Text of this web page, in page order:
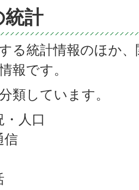
統計
る統計情報のほか
報です。
類しています。
人口
信